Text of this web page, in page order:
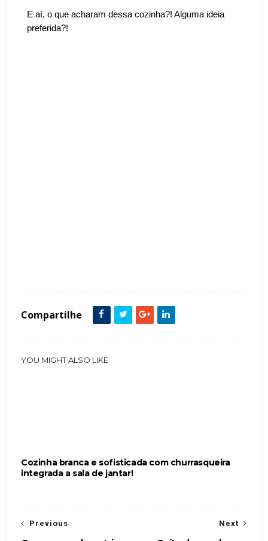
E aí, o que acharam dessa cozinha?! Alguma ideia
preferida?!
Compartilhe
YOU MIGHT ALSO LIKE
Cozinha branca e sofisticada com churrasqueira
integrada a sala de jantar!
Next
Previous